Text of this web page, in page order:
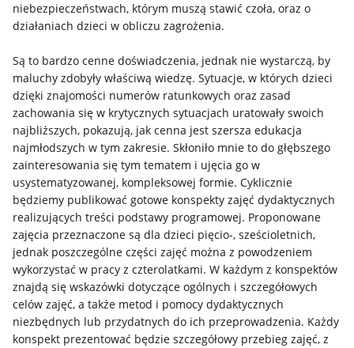
niebezpieczeństwach, którym muszą stawić czoła, oraz o
działaniach dzieci w obliczu zagrożenia.
Są to bardzo cenne doświadczenia, jednak nie wystarczą, by
maluchy zdobyły właściwą wiedzę. Sytuacje, w których dzieci
dzięki znajomości numerów ratunkowych oraz zasad
zachowania się w krytycznych sytuacjach uratowały swoich
najbliższych, pokazują, jak cenna jest szersza edukacja
najmłodszych w tym zakresie. Skłoniło mnie to do głębszego
zainteresowania się tym tematem i ujęcia go w
usystematyzowanej, kompleksowej formie. Cyklicznie
będziemy publikować gotowe konspekty zajęć dydaktycznych
realizujących treści podstawy programowej. Proponowane
zajęcia przeznaczone są dla dzieci pięcio-, sześcioletnich,
jednak poszczególne części zajęć można z powodzeniem
wykorzystać w pracy z czterolatkami. W każdym z konspektów
znajdą się wskazówki dotyczące ogólnych i szczegółowych
celów zajęć, a także metod i pomocy dydaktycznych
niezbędnych lub przydatnych do ich przeprowadzenia. Każdy
konspekt prezentować będzie szczegółowy przebieg zajęć, z